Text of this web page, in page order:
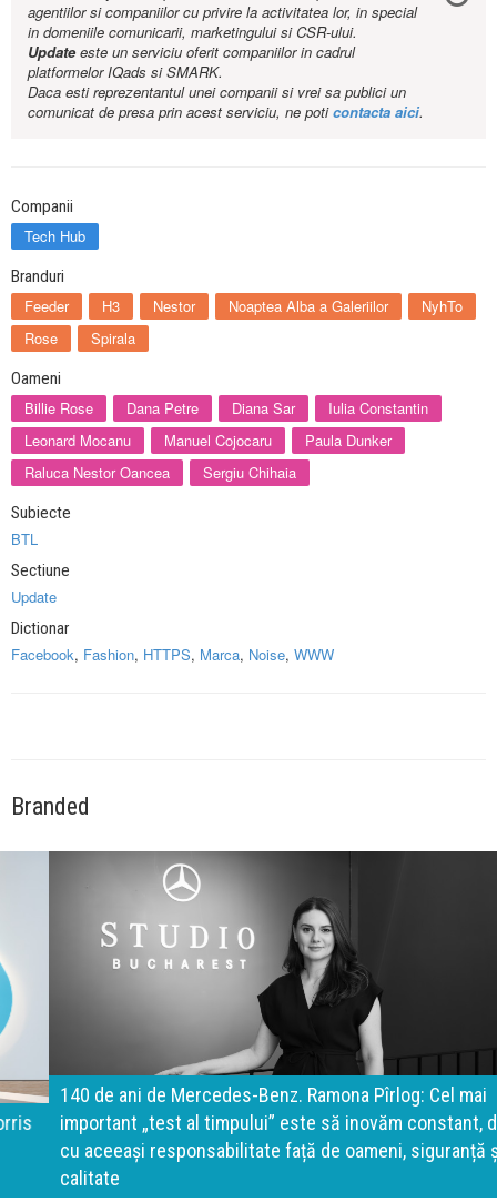
agentiilor si companiilor cu privire la activitatea lor, in special
in domeniile comunicarii, marketingului si CSR-ului.
Updateeste un serviciu oferit companiilor in cadrul
platformelor IQads si SMARK.
Daca esti reprezentantul unei companii si vrei sa publici un
comunicat de presa prin acest serviciu, ne poticontacta aici.
Companii
Tech Hub
Branduri
Feeder H3 Nestor Noaptea Alba a Galeriilor
NyhTo
Rose
Spirala
Oameni
Billie Rose Dana Petre Diana Sar
Iulia Constantin
Leonard Mocanu
Manuel Cojocaru
Paula Dunker
Raluca Nestor Oancea
Sergiu Chihaia
Subiecte
BTL
Sectiune
Update
Dictionar
Facebook, Fashion, HTTPS, Marca, Noise, WWW
Branded
140 de ani de Mercedes-Benz. Ramona Pîrlog: Cel mai
important „test al timpului” este să inovăm constant, dar
cu aceeași responsabilitate față de oameni, siguranță și
calitate